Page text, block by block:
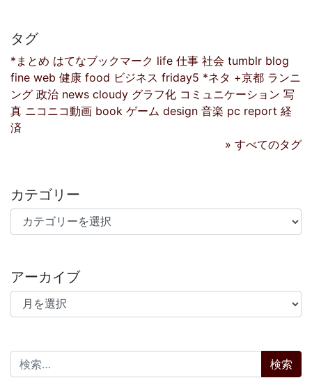
タグ
*まとめ はてなブックマーク life 仕事 社会 tumblr blog
fine web 健康 food ビジネス friday5 *ネタ +京都 ランニ
ング 政治 news cloudy グラフ化 コミュニケーション 写
真 ニコニコ動画 book ゲーム design 音楽 pc report 経
済
» すべてのタグ
カテゴリー
カテゴリー
アーカイブ
アーカイブ
検索: